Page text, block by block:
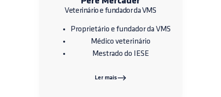
Veterinário e fundador da VMS
Proprietário e fundador da VMS
Médico veterinário
Mestrado do IESE
Ler mais